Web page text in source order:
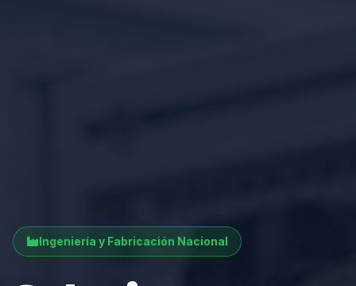
Ingeniería y Fabricación Nacional